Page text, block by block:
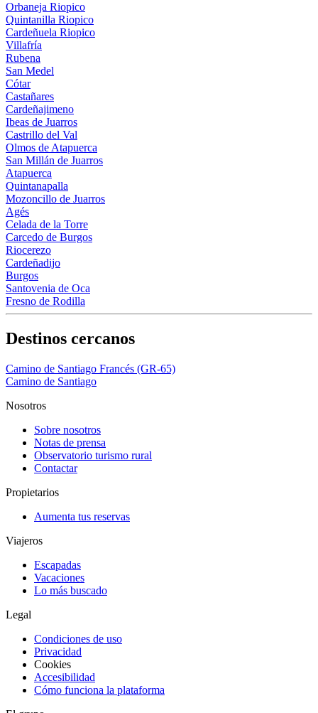
Orbaneja Riopico
Quintanilla Riopico
Cardeñuela Riopico
Villafría
Rubena
San Medel
Cótar
Castañares
Cardeñajimeno
Ibeas de Juarros
Castrillo del Val
Olmos de Atapuerca
San Millán de Juarros
Atapuerca
Quintanapalla
Mozoncillo de Juarros
Agés
Celada de la Torre
Carcedo de Burgos
Riocerezo
Cardeñadijo
Burgos
Santovenia de Oca
Fresno de Rodilla
Destinos cercanos
Camino de Santiago Francés (GR-65)
Camino de Santiago
Nosotros
Sobre nosotros
Notas de prensa
Observatorio turismo rural
Contactar
Propietarios
Aumenta tus reservas
Viajeros
Escapadas
Vacaciones
Lo más buscado
Legal
Condiciones de uso
Privacidad
Cookies
Accesibilidad
Cómo funciona la plataforma